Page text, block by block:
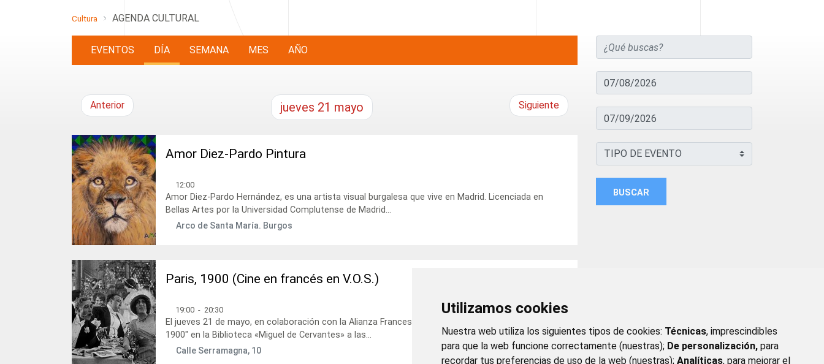
Utilizamos cookies
Nuestra web utiliza los siguientes tipos de cookies: Técnicas, imprescindibles
para que la web funcione correctamente (nuestras); De personalización, para
recordar tus preferencias de uso de la web (nuestras); Analíticas, para mejorar el
Cultura AGENDA CULTURAL
EVENTOS DÍA SEMANA MES AÑO
Anterior jueves 21 mayo Siguiente
Amor Diez-Pardo Pintura
12:00
Amor Diez-Pardo Hernández, es una artista visual burgalesa que vive en Madrid. Licenciada en
Bellas Artes por la Universidad Complutense de Madrid...
Arco de Santa María. Burgos
Paris, 1900 (Cine en francés en V.O.S.)
19:00 -20:30
El jueves 21 de mayo, en colaboración con la Alianza Francesa de Burgos, se proyectará "Paris,
1900" en la Biblioteca «Miguel de Cervantes» a las...
Calle Serramagna, 10
BUSCAR